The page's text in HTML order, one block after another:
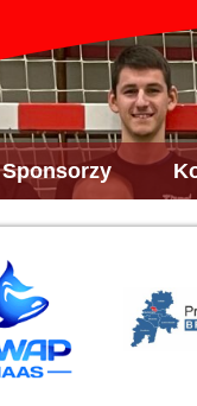
Sponsorzy